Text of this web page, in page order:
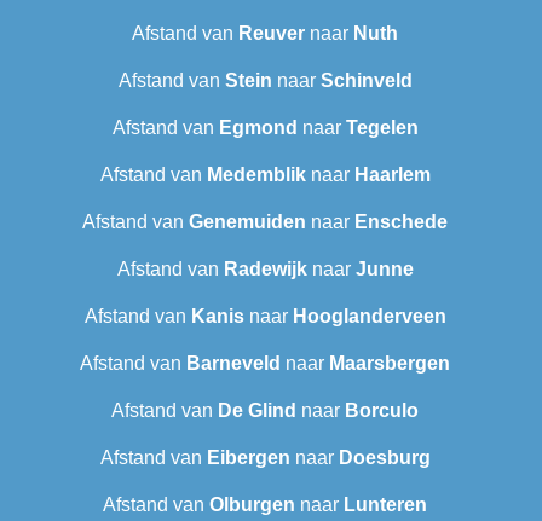
Afstand van Reuver naar Nuth
Afstand van Stein naar Schinveld
Afstand van Egmond naar Tegelen
Afstand van Medembliknaar Haarlem
Afstand van Genemuiden naar Enschede
Afstand van Radewijknaar Junne
Afstand van Kanisnaar Hooglanderveen
Afstand van Barneveld naar Maarsbergen
Afstand van De Glind naar Borculo
Afstand van Eibergen naar Doesburg
Afstand van Olburgen naar Lunteren